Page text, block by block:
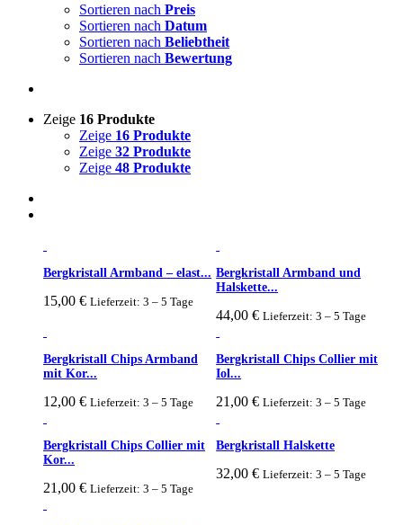
Sortieren nach Preis
Sortieren nach Datum
Sortieren nach Beliebtheit
Sortieren nach Bewertung
Zeige 16 Produkte
Zeige 16 Produkte
Zeige 32 Produkte
Zeige 48 Produkte
Bergkristall Armband – elast...
15,00 € Lieferzeit: 3 – 5 Tage
Bergkristall Armband und
Halskette...
44,00€ Lieferzeit: 3 – 5 Tage
Bergkristall Chips Armband
mit Kor...
12,00 € Lieferzeit: 3 – 5 Tage
Bergkristall Chips Collier mit
Iol...
21,00€ Lieferzeit: 3 – 5 Tage
Bergkristall Chips Collier mit
Kor...
21,00 € Lieferzeit: 3 – 5 Tage
Bergkristall Halskette
32,00€ Lieferzeit: 3 – 5 Tage